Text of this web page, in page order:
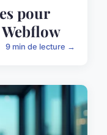
pour
9 min de lecture →